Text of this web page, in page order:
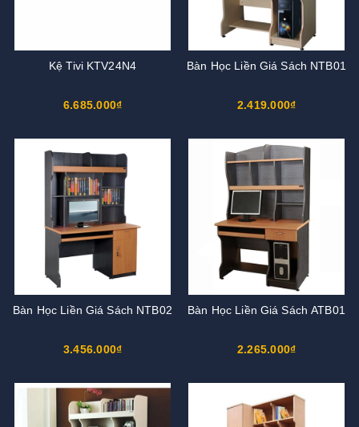
Kệ Tivi KTV24N4
6.685.000₫
Bàn Học Liền Giá Sách NTB01
2.419.000₫
Bàn Học Liền Giá Sách NTB02
3.456.000₫
Bàn Học Liền Giá Sách ATB01
2.265.000₫